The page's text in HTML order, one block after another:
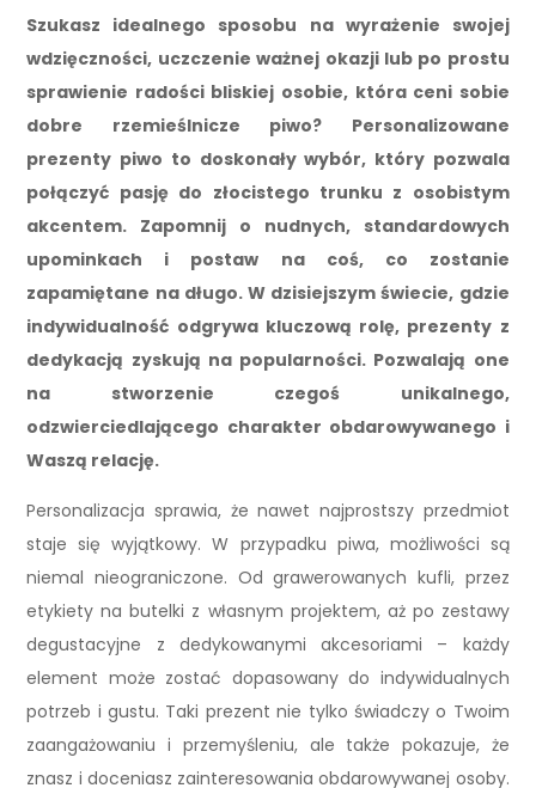
Szukasz idealnego sposobu na wyrażenie swojej
wdzięczności, uczczenie ważnej okazji lub po prostu
sprawienie radości bliskiej osobie, która ceni sobie
dobre rzemieślnicze piwo? Personalizowane
prezenty piwo to doskonały wybór, który pozwala
połączyć pasję do złocistego trunku z osobistym
akcentem. Zapomnij o nudnych, standardowych
upominkach i postaw na coś, co zostanie
zapamiętane na długo. W dzisiejszym świecie, gdzie
indywidualność odgrywa kluczową rolę, prezenty z
dedykacją zyskują na popularności. Pozwalają one
na stworzenie czegoś unikalnego,
odzwierciedlającego charakter obdarowywanego i
Waszą relację.
Personalizacja sprawia, że nawet najprostszy przedmiot
staje się wyjątkowy. W przypadku piwa, możliwości są
niemal nieograniczone. Od grawerowanych kufli, przez
etykiety na butelki z własnym projektem, aż po zestawy
degustacyjne z dedykowanymi akcesoriami – każdy
element może zostać dopasowany do indywidualnych
potrzeb i gustu. Taki prezent nie tylko świadczy o Twoim
zaangażowaniu i przemyśleniu, ale także pokazuje, że
znasz i doceniasz zainteresowania obdarowywanej osoby.